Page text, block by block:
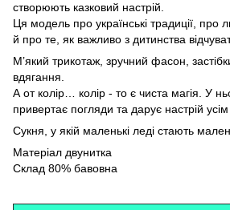
створюють казковий настрій.
Ця модель про українські традиції, про
й про те, як важливо з дитинства
М’який трикотаж, зручний фасон,
вдягання.
А от колір… колір - то є чиста магія. У
привертає погляди та дарує настрій
Сукня, у якій маленькі леді стають
Матеріал двунитка
Склад 80% бавовна